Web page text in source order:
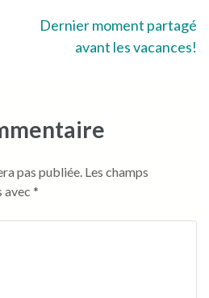
Dernier moment partagé
avant les vacances!
pas publiée. Les champs
avec *